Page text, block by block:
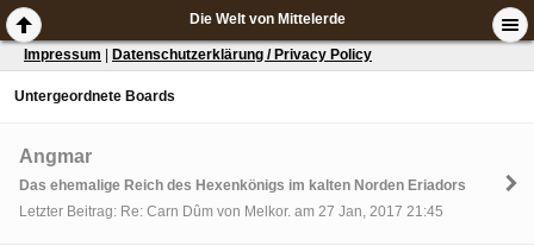
Die Welt von Mittelerde
Impressum Datenschutzerklärung / Privacy Policy
Untergeordnete Boards
Angmar
Das ehemalige Reich des Hexenkönigs im kalten Norden Eriadors
Letzter Beitrag: Re: Carn Dûm von Melkor. am 27 Jan, 2017 21:45